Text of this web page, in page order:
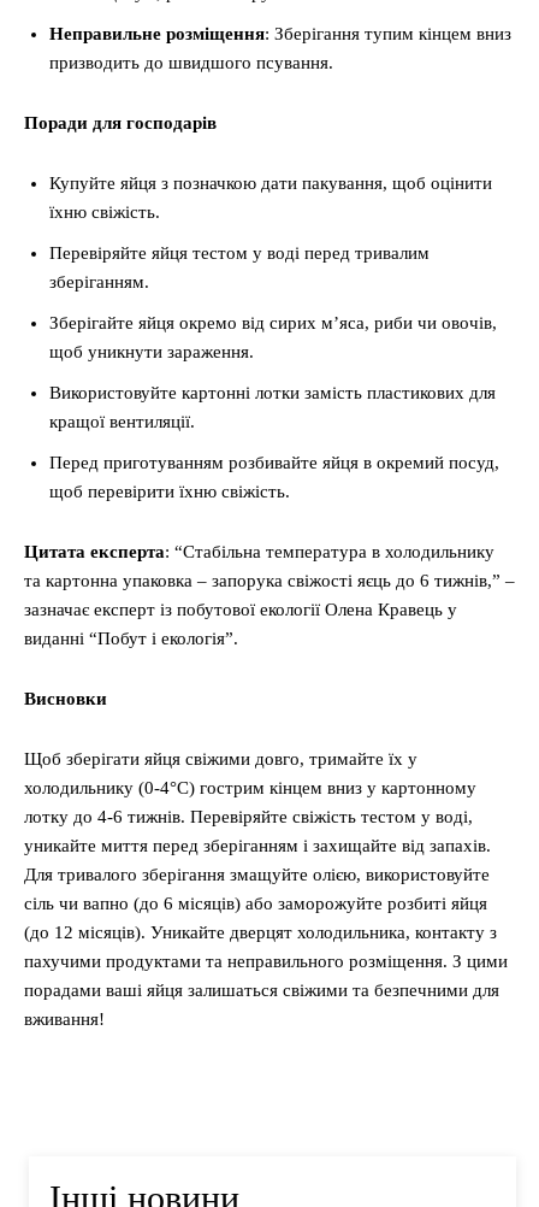
Неправильне розміщення: Зберігання тупим кінцем вниз
призводить до швидшого псування.
Поради для господарів
Купуйте яйця з позначкою дати пакування, щоб оцінити
їхню свіжість.
Перевіряйте яйця тестом у воді перед тривалим
зберіганням.
Зберігайте яйця окремо від сирих м’яса, риби чи овочів,
щоб уникнути зараження.
Використовуйте картонні лотки замість пластикових для
кращої вентиляції.
Перед приготуванням розбивайте яйця в окремий посуд,
щоб перевірити їхню свіжість.
Цитата експерта: “Стабільна температура в холодильнику
та картонна упаковка – запорука свіжості яєць до 6 тижнів,” –
зазначає експерт із побутової екології Олена Кравець у
виданні “Побут і екологія”.
Висновки
Щоб зберігати яйця свіжими довго, тримайте їх у
холодильнику (0-4°C) гострим кінцем вниз у картонному
лотку до 4-6 тижнів. Перевіряйте свіжість тестом у воді,
уникайте миття перед зберіганням і захищайте від запахів.
Для тривалого зберігання змащуйте олією, використовуйте
сіль чи вапно (до 6 місяців) або заморожуйте розбиті яйця
(до 12 місяців). Уникайте дверцят холодильника, контакту з
пахучими продуктами та неправильного розміщення. З цими
порадами ваші яйця залишаться свіжими та безпечними для
вживання!
Інші новини